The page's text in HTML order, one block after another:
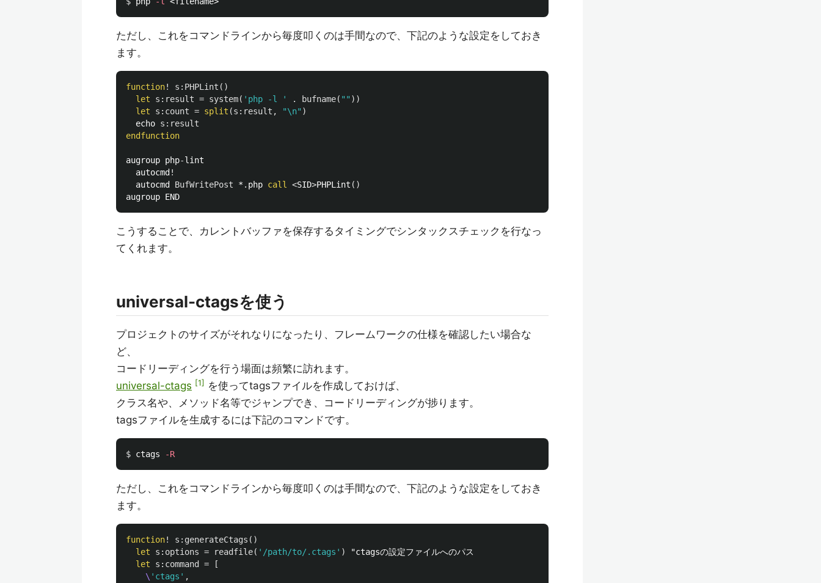
ただし、これをコマンドラインから毎度叩くのは手間なので、下記のような設定をしておき
ます。
function! s:PHPLint ()
let
s:result = system( 'php -l ' . bufname( "" ))
let
s:count = split (s:result , "\n" )
  echo
s:result
endfunction
augroup php-lint
  autocmd
!
  autocmd
BufWritePost * . php call <SID>PHPLint ()
こうすることで、カレントバッファを保存するタイミングでシンタックスチェックを行なっ
てくれます。
universal-ctagsを使う
プロジェクトのサイズがそれなりになったり、フレームワークの仕様を確認したい場合な
ど、
コードリーディングを行う場面は頻繁に訪れます。
universal-ctags
1
を使ってtagsファイルを作成しておけば、
クラス名や、メソッド名等でジャンプでき、コードリーディングが捗ります。
tagsファイルを生成するには下記のコマンドです。
$ ctags -R
ただし、これをコマンドラインから毎度叩くのは手間なので、下記のような設定をしておき
ます。
function! s:generateCtags ()
let
s:options = readfile( '/path/to/.ctags' )
"ctagsの設定ファイルへのパス
let
s:command =
[
    \
'ctags' ,